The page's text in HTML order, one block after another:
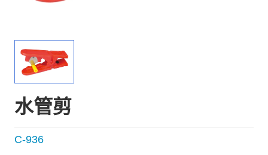
水管剪
C-936